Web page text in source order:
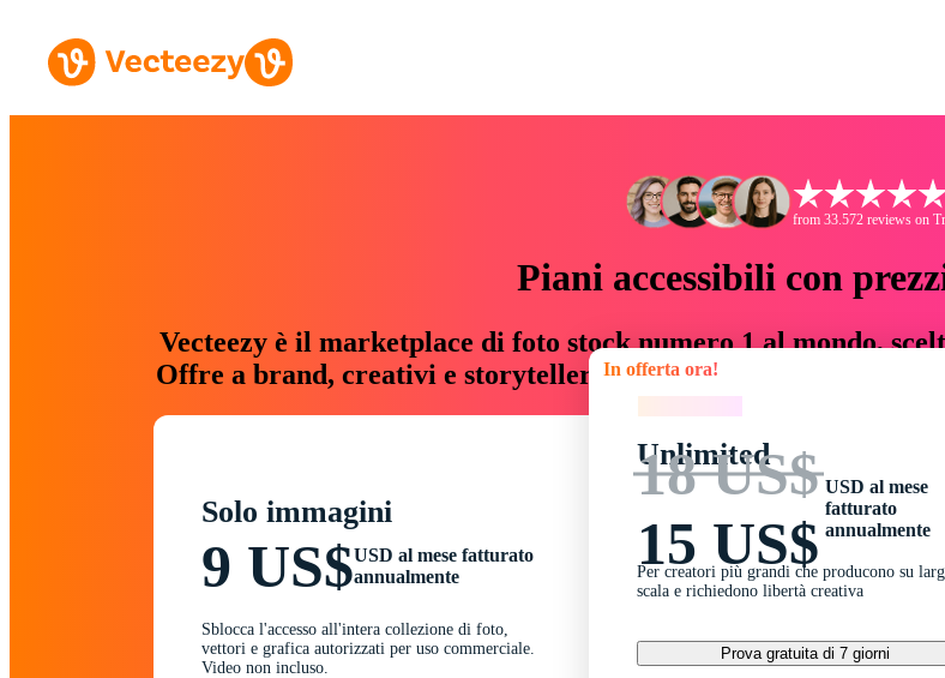
from 33.572 reviews on
Piani accessibili con
Vecteezy è il marketplace di foto stock numero 1 al mondo,
Offre a brand, creativi e storyteller risorse creative che fanno
Solo immagini
9 US$USD al mese fatturato
annualmente
Sblocca l'accesso all'intera collezione di foto,
vettori e grafica autorizzati per uso commerciale.
Video non incluso.
In offerta ora!
Unlimited
18 US$
15 US$
USD al mese
fatturato
annualmente
Per creatori più grandi che producono su
scala e richiedono libertà creativa
Prova gratuita di 7 giorni